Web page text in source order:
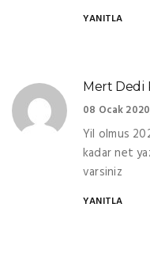
YANITLA
Mert Dedi
08 Ocak
Yil olmus
kadar net
varsiniz
YANITLA